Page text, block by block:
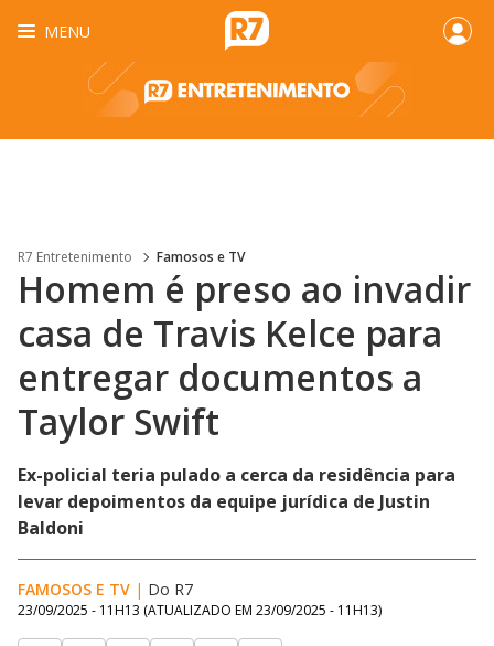
MENU
R7 Entretenimento Famosos e TV
Homem é preso ao invadir
casa de Travis Kelce para
entregar documentos a
Taylor Swift
Ex-policial teria pulado a cerca da residência para
levar depoimentos da equipe jurídica de Justin
Baldoni
FAMOSOS E TV | Do R7
23/09/2025 - 11H13 (ATUALIZADO EM 23/09/2025 - 11H13)